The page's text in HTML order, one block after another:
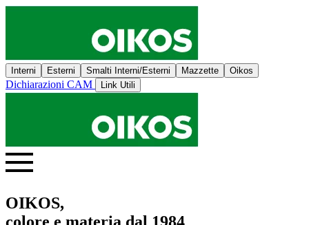
Interni Esterni Smalti Interni/Esterni Mazzette Oikos
Dichiarazioni CAM Link Utili
OIKOS,